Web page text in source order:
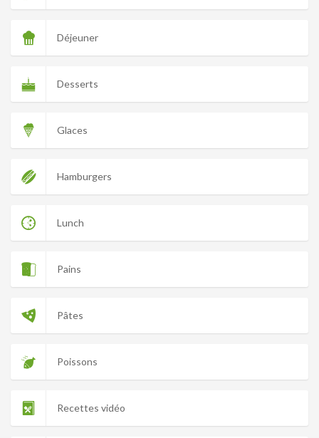
Déjeuner
Desserts
Glaces
Hamburgers
Lunch
Pains
Pâtes
Poissons
Recettes vidéo